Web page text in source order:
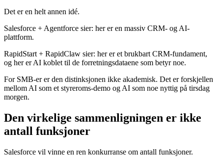
Det er en helt annen idé.
Salesforce + Agentforce sier: her er en massiv CRM- og AI-
plattform.
RapidStart + RapidClaw sier: her er et brukbart CRM-fundament,
og her er AI koblet til de forretningsdataene som betyr noe.
For SMB-er er den distinksjonen ikke akademisk. Det er forskjellen
mellom AI som et styreroms-demo og AI som noe nyttig på tirsdag
morgen.
Den virkelige sammenligningen er ikke
antall funksjoner
Salesforce vil vinne en ren konkurranse om antall funksjoner.